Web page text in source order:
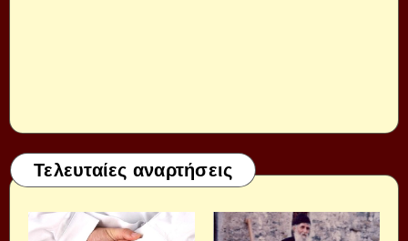
Τελευταίες αναρτήσεις